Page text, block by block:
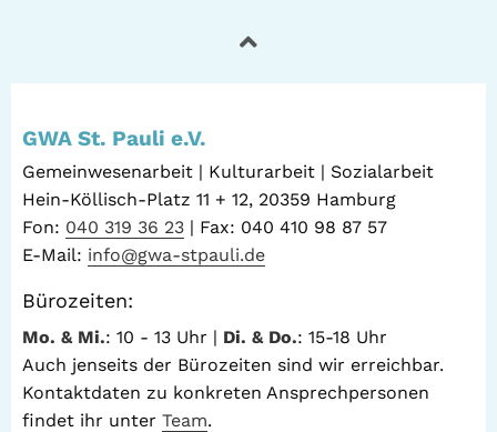
GWA St. Pauli e.V.
Gemeinwesenarbeit | Kulturarbeit | Sozialarbeit
Hein-Köllisch-Platz 11 + 12, 20359 Hamburg
Fon: 040 319 36 23 | Fax: 040 410 98 87 57
E-Mail: info@gwa-stpauli.de
Bürozeiten:
Mo. & Mi.: 10 - 13 Uhr | Di. & Do.: 15-18 Uhr
Auch jenseits der Bürozeiten sind wir erreichbar.
Kontaktdaten zu konkreten Ansprechpersonen
findet ihr unter Team.